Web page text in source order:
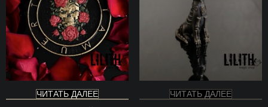
ЧИТАТЬ ДАЛЕЕ ЧИТАТЬ ДАЛЕЕ